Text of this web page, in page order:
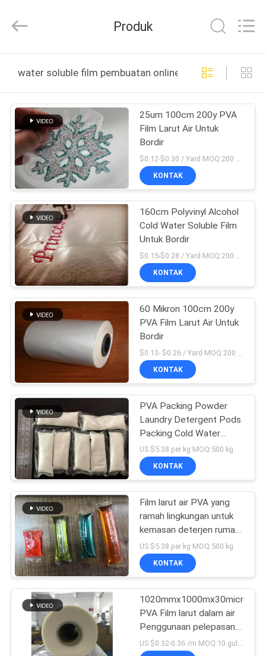
PRODUK
TENTANG
KAMI
TUR
PABRIK
KONTROL
KUALITAS
BERITA
MINTA
KUTIPAN
SITEMAP
PRIVACY
POLICY
Materials
Rights
Produk
water soluble film pembuatan online
25um 100cm 200y PVA
Film Larut Air Untuk
Bordir
$0.12-$0.30 / Yard MOQ:200 gulungan
KONTAK
160cm Polyvinyl Alcohol
Cold Water Soluble Film
Untuk Bordir
KONTAK
60 Mikron 100cm 200y
PVA Film Larut Air Untuk
Bordir
KONTAK
PVA Packing Powder
Laundry Detergent Pods
Packing Cold Water
Soluble Film
US $5.38 per kg MOQ:500 kg
KONTAK
Film larut air PVA yang
ramah lingkungan untuk
kemasan deterjen rumah
tangga
US $5.38 per kg MOQ:500 kg
KONTAK
1020mmx1000mx30micron
PVA Film larut dalam air
Penggunaan pelepasan
Marmer buatan